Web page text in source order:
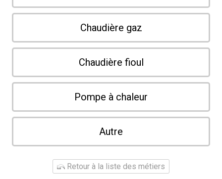
Chaudière gaz
Chaudière fioul
Pompe à chaleur
Autre
Retour à la liste des métiers